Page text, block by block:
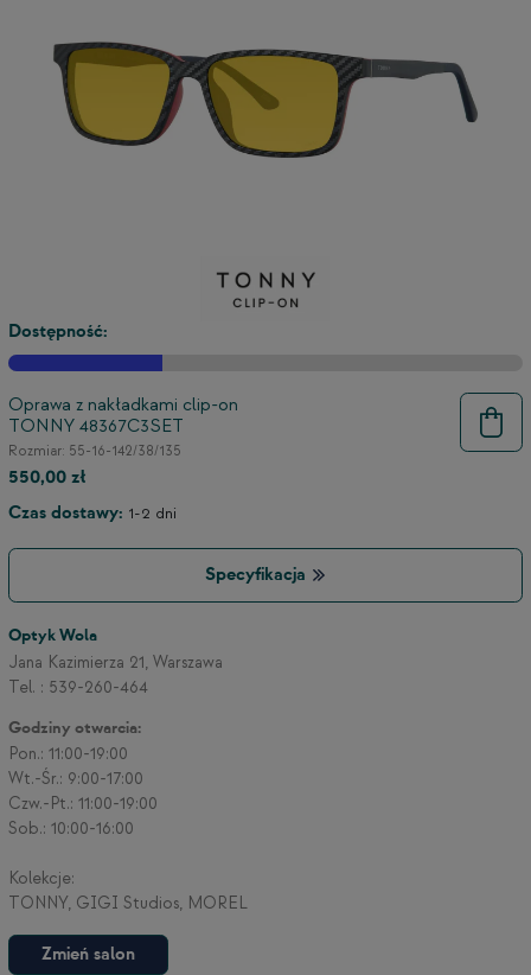
Dostępność:
Oprawa z nakładkami clip-on
TONNY 48367C3SET
Rozmiar: 55-16-142/38/135
550,00 zł
Czas dostawy: 1-2 dni
Specyfikacja
Optyk Wola
Jana Kazimierza 21, Warszawa
Tel. : 539-260-464
Godziny otwarcia:
Zmień salon
Pon.: 11:00-19:00
Wt.-Śr.: 9:00-17:00
Czw.-Pt.: 11:00-19:00
Sob.: 10:00-16:00
Kolekcje:
TONNY, GIGI Studios, MOREL